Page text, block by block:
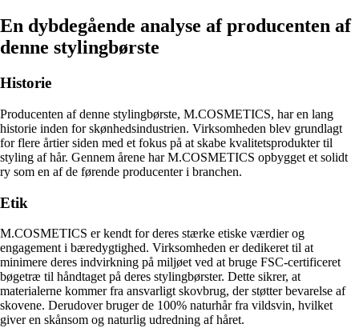
En dybdegående analyse af producenten af
denne stylingbørste
Historie
Producenten af denne stylingbørste, M.COSMETICS, har en lang
historie inden for skønhedsindustrien. Virksomheden blev grundlagt
for flere årtier siden med et fokus på at skabe kvalitetsprodukter til
styling af hår. Gennem årene har M.COSMETICS opbygget et solidt
ry som en af ​​de førende producenter i branchen.
Etik
M.COSMETICS er kendt for deres stærke etiske værdier og
engagement i bæredygtighed. Virksomheden er dedikeret til at
minimere deres indvirkning på miljøet ved at bruge FSC-certificeret
bøgetræ til håndtaget på deres stylingbørster. Dette sikrer, at
materialerne kommer fra ansvarligt skovbrug, der støtter bevarelse af
skovene. Derudover bruger de 100% naturhår fra vildsvin, hvilket
giver en skånsom og naturlig udredning af håret.